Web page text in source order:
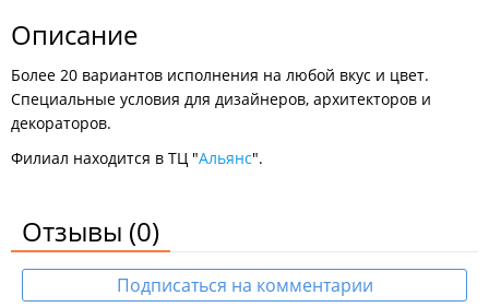
Описание
Более 20 вариантов исполнения на любой вкус и цвет.
Специальные условия для дизайнеров, архитекторов и
декораторов.
Филиал находится в ТЦ "Альянс".
Отзывы (0)
Подписаться на комментарии